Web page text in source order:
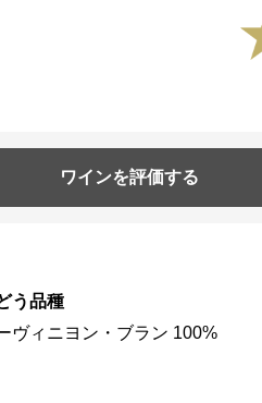
ワインを評価する
う品種
ヴィニヨン・ブラン 100%